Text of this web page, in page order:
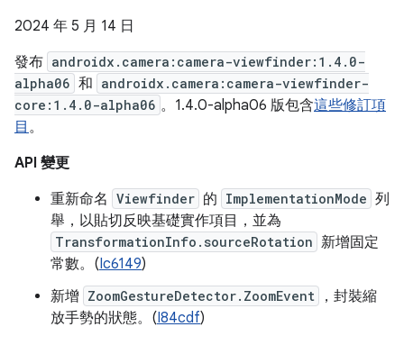
2024 年 5 月 14 日
發布 androidx.camera:camera-viewfinder:1.4.0-
alpha06 和 androidx.camera:camera-viewfinder-
core:1.4.0-alpha06 。1.4.0-alpha06 版包含這些修訂項
目 。
API 變更
重新命名 Viewfinder 的 ImplementationMode 列
舉，以貼切反映基礎實作項目，並為
TransformationInfo.sourceRotation 新增固定
常數。(Ic6149)
新增 ZoomGestureDetector.ZoomEvent
，封裝縮
放手勢的狀態。(I84cdf)